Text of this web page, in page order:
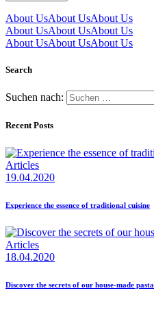
About UsAbout UsAbout Us
About UsAbout UsAbout Us
About UsAbout UsAbout Us
Search
Suchen nach:
Recent Posts
Articles
19.04.2020
Experience the essence of traditional cuisine
Articles
18.04.2020
Discover the secrets of our house-made pasta